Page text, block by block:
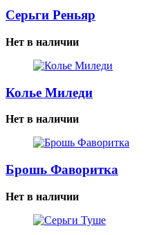
Серьги Реньяр
Нет в наличии
Колье Миледи
Нет в наличии
Брошь Фаворитка
Нет в наличии